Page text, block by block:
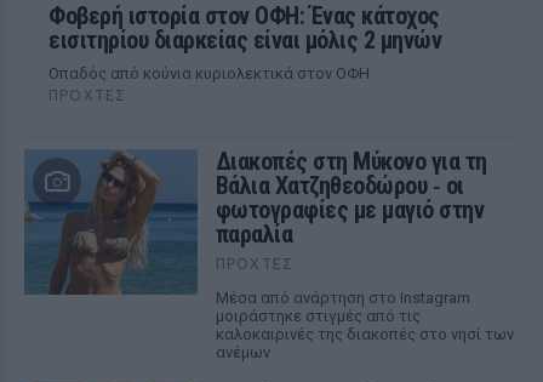
Φοβερή ιστορία στον ΟΦΗ: Ένας κάτοχος
εισιτηρίου διαρκείας είναι μόλις 2 μηνών
Οπαδός από κούνια κυριολεκτικά στον ΟΦΗ
ΠΡΟΧΤΈΣ
Διακοπές στη Μύκονο για τη
Βάλια Χατζηθεοδώρου ‑ οι
φωτογραφίες με μαγιό στην
παραλία
ΠΡΟΧΤΈΣ
Μέσα από ανάρτηση στο Instagram
μοιράστηκε στιγμές από τις
καλοκαιρινές της διακοπές στο νησί των
ανέμων